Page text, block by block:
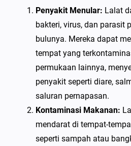
Penyakit Menular: Lalat
bakteri, virus, dan parasit
bulunya. Mereka dapat
tempat yang
permukaan lainnya,
penyakit seperti diare,
saluran pernapasan.
Kontaminasi Makanan:
mendarat di tempat-
seperti sampah atau